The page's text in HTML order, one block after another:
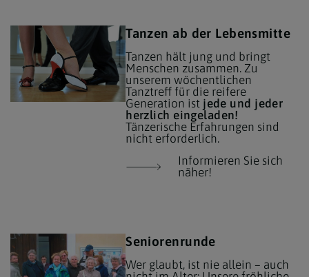
Tanzen ab der Lebensmitte
Tanzen hält jung und bringt
Menschen zusammen. Zu
unserem wöchentlichen
Tanztreff für die reifere
Generation ist jede und jeder
herzlich eingeladen!
Tänzerische Erfahrungen sind
nicht erforderlich.
Informieren Sie sich
näher!
Seniorenrunde
Wer glaubt, ist nie allein – auch